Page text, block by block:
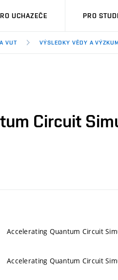
UCHAZEČE PRO
VUT VÝSLEDKY VĚDY A
Circuit
Accelerating Quantum Circuit
Accelerating Quantum Circuit